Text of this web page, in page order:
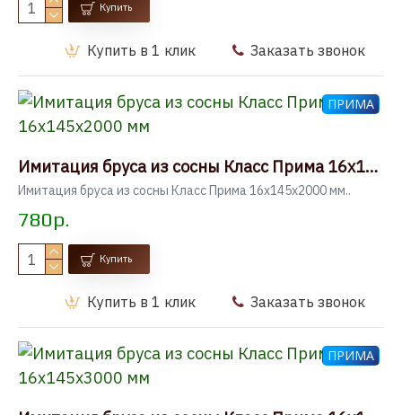
Купить
Купить в 1 клик Заказать звонок
ПРИМА
Имитация бруса из сосны Класс Прима 16x145x2000 мм
Имитация бруса из сосны Класс Прима 16x145x2000 мм..
780р.
Купить
Купить в 1 клик Заказать звонок
ПРИМА